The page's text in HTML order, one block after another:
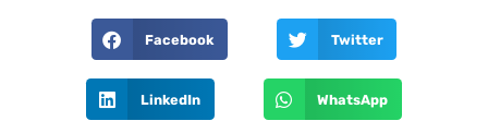
Facebook Twitter
LinkedIn WhatsApp